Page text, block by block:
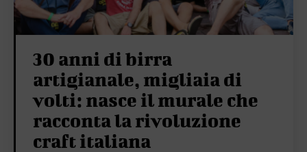
30 anni di birra
artigianale, migliaia di
volti: nasce il murale che
racconta la rivoluzione
craft italiana